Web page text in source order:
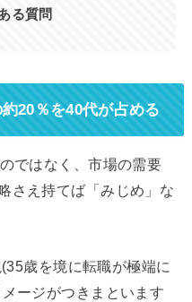
る質問
20％を40代が占める
ではなく、市場の需要
さえ持てば「みじめ」な
歳を境に転職が極端に
ージがつきまといます